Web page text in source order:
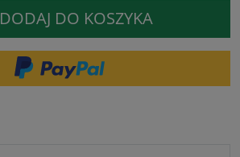
DODAJ DO KOSZYKA